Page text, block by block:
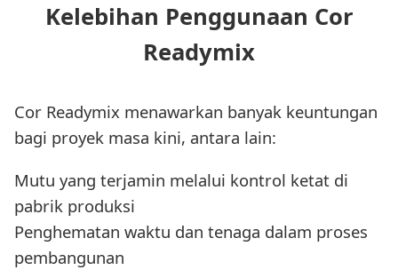
Kelebihan Penggunaan Cor
Readymix
Cor Readymix menawarkan banyak keuntungan
bagi proyek masa kini, antara lain:
Mutu yang terjamin melalui kontrol ketat di
pabrik produksi
Penghematan waktu dan tenaga dalam proses
pembangunan